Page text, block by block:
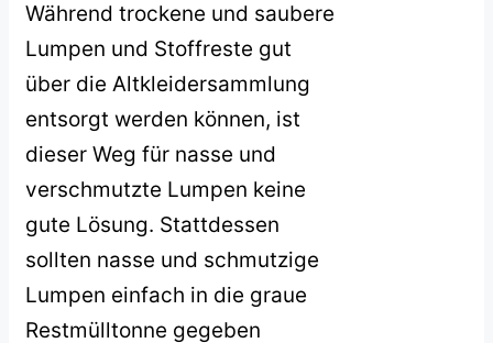
Während trockene und saubere
Lumpen und Stoffreste gut
über die Altkleidersammlung
entsorgt werden können, ist
dieser Weg für nasse und
verschmutzte Lumpen keine
gute Lösung. Stattdessen
sollten nasse und schmutzige
Lumpen einfach in die graue
Restmülltonne gegeben